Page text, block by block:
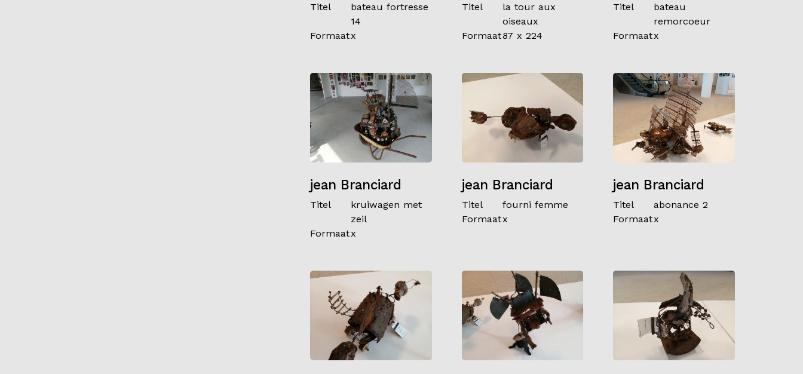
Titel
bateau fortresse
14
Formaatx
Titel
la tour aux
oiseaux
Formaat87 x 224
Titel
bateau
remorcoeur
Formaatx
jean Branciard
Titel
kruiwagen met
zeil
Formaatx
jean Branciard
Titel
fourni femme
Formaatx
jean Branciard
Titel
abonance 2
Formaatx